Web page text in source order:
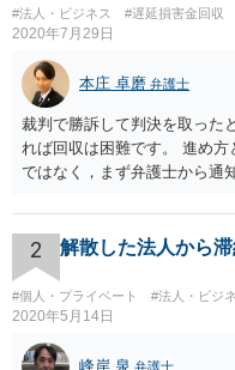
#法人・ビジネス #遅延損害金回収
2020年7月29日
本庄 卓磨 弁護士
裁判で勝訴して判決を取った
れば回収は困難です。 進め
ではなく，まず弁護士から通
2 解散した法人から
#個人・プライベート #法人・ビジ
2020年5月14日
峰岸 泉 弁護士